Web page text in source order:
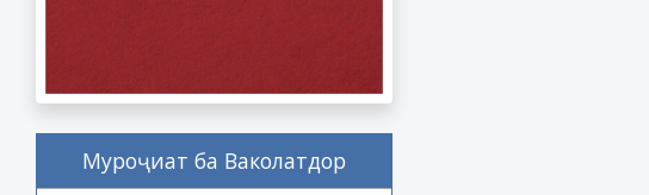
Муроҷиат ба Ваколатдор